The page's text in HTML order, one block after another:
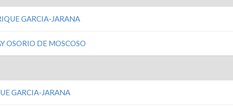
GARCIA-JARANA
OSORIO DE MOSCOSO
GARCIA-JARANA